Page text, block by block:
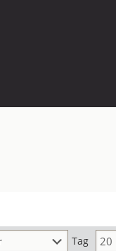
Tag
Wir freuen uns auf